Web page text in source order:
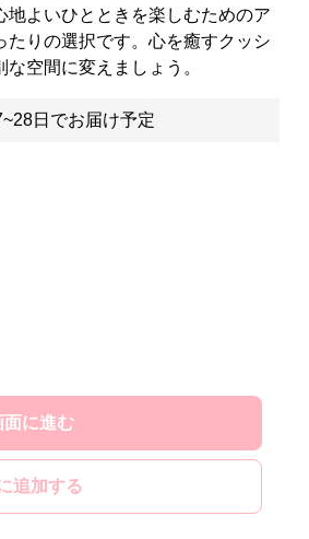
よいひとときを楽しむためのア
りの選択です。心を癒すクッシ
空間に変えましょう。
日でお届け予定
面に進む
追加する